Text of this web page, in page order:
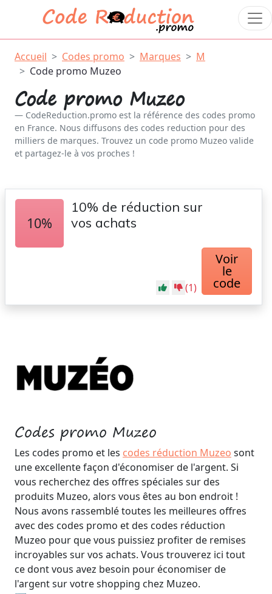
Accueil Codes promo Marques
M
Code promo Muzeo
Code promo Muzeo
CodeReduction.promo est la référence des codes promo
en France. Nous diffusons des codes reduction pour des
milliers de marques. Trouvez un code promo Muzeo valide
et partagez-le à vos proches !
Codes promo Muzeo
Les codes promo et les codes réduction Muzeo sont
une excellente façon d'économiser de l'argent. Si
vous recherchez des offres spéciales sur des
produits Muzeo, alors vous êtes au bon endroit !
Nous avons rassemblé toutes les meilleures offres
avec des codes promo et des codes réduction
Muzeo pour que vous puissiez profiter de remises
incroyables sur vos achats. Vous trouverez ici tout
ce dont vous avez besoin pour économiser de
l'argent sur votre shopping chez Muzeo.
10%
10% de réduction sur
vos achats
(1)
Voir
le
code